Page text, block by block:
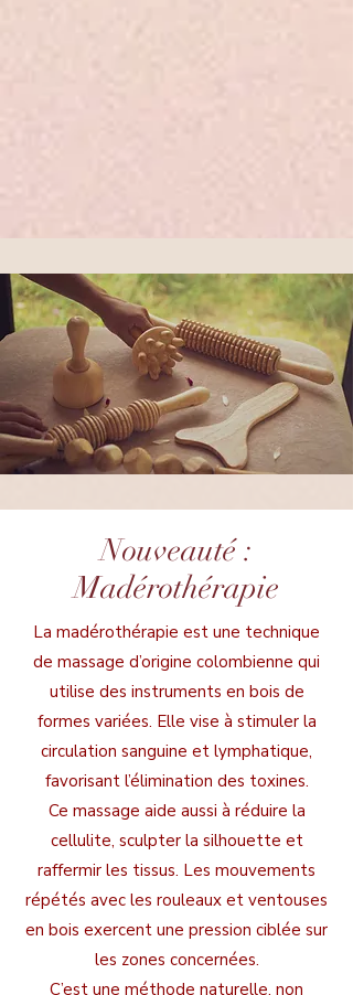
Nouveauté :
Madérothérapie
La madérothérapie est une technique
de massage d’origine colombienne qui
utilise des instruments en bois de
formes variées. Elle vise à stimuler la
circulation sanguine et lymphatique,
favorisant l’élimination des toxines.
Ce massage aide aussi à réduire la
cellulite, sculpter la silhouette et
raffermir les tissus. Les mouvements
répétés avec les rouleaux et ventouses
en bois exercent une pression ciblée sur
les zones concernées.
C’est une méthode naturelle, non